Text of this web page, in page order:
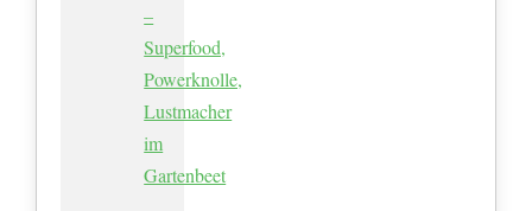
–
Superfood,
Powerknolle,
Lustmacher
im
Gartenbeet